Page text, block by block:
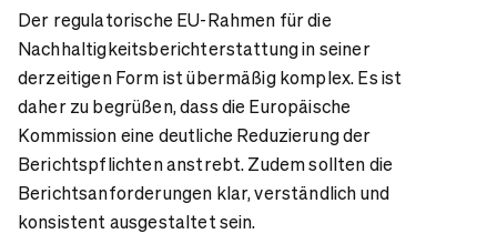
Der regulatorische EU-Rahmen für die
Nachhaltigkeitsberichterstattung in seiner
derzeitigen Form ist übermäßig komplex. Es ist
daher zu begrüßen, dass die Europäische
Kommission eine deutliche Reduzierung der
Berichtspflichten anstrebt.Zudem sollten die
Berichtsanforderungen klar, verständlich und
konsistent ausgestaltet sein.